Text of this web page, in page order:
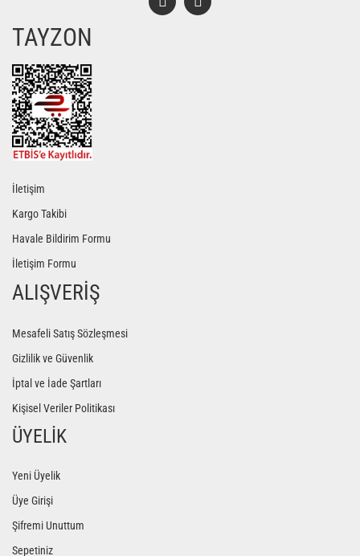
TAYZON
İletişim
Kargo Takibi
Havale Bildirim Formu
İletişim Formu
ALIŞVERİŞ
Mesafeli Satış Sözleşmesi
Gizlilik ve Güvenlik
İptal ve İade Şartları
Kişisel Veriler Politikası
ÜYELİK
Yeni Üyelik
Üye Girişi
Şifremi Unuttum
Sepetiniz